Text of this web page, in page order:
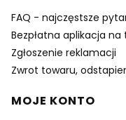
FAQ - najczęstsze
Bezpłatna aplikacja
Zgłoszenie reklamacji
Zwrot towaru,
MOJE KONTO